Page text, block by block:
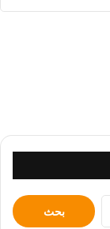
البحث
عن: